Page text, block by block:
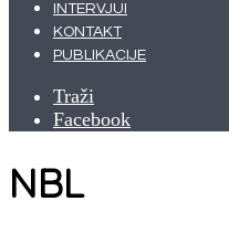
INTERVJUI
KONTAKT
PUBLIKACIJE
Traži
Facebook
NBL